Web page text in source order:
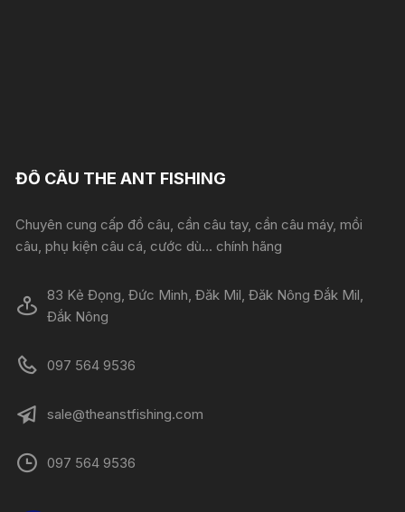
ĐỒ CÂU THE ANT FISHING
Chuyên cung cấp đồ câu, cần câu tay, cần câu máy, mồi
câu, phụ kiện câu cá, cước dù... chính hãng
83 Kẻ Đọng, Đức Minh, Đăk Mil, Đăk Nông Đắk Mil,
Đắk Nông
097 564 9536
sale@theanstfishing.com
097 564 9536